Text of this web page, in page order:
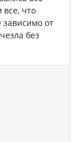
все, что
зависимо от
без